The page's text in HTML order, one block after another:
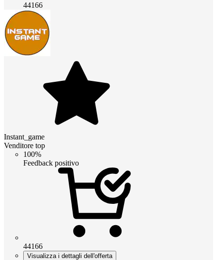
44166
Instant_game
Venditore top
100%
Feedback positivo
44166
Visualizza i dettagli dell'offerta